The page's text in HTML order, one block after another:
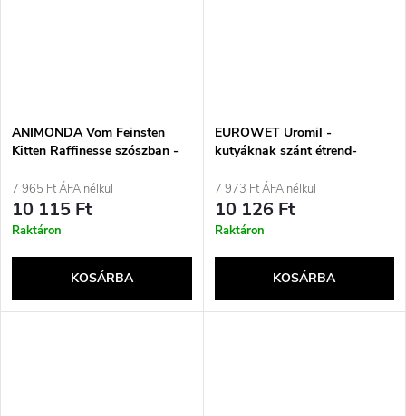
ANIMONDA Vom Feinsten
Kitten Raffinesse szószban -
7 965 Ft ÁFA nélkül
10 115 Ft
Raktáron
KOSÁRBA
EUROWET Uromil -
kutyáknak szánt étrend-
7 973 Ft ÁFA nélkül
10 126 Ft
Raktáron
KOSÁRBA